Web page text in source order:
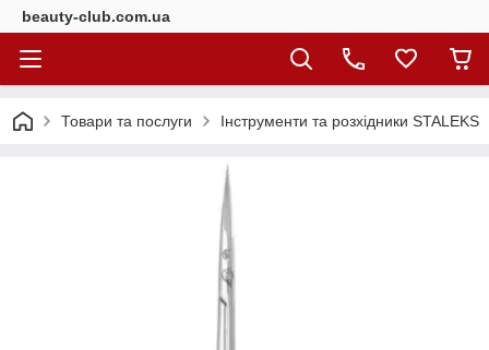
beauty-club.com.ua
Товари та послуги Інструменти та розхідники STALEKS